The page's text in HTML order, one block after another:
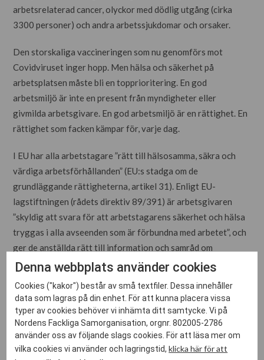
arbetsrelaterad cancer, olyckor med dödlig utgång (cirka
3300 personer) och andra arbetssjukdomar och orsaker.
Den storskaliga vaccineringen som nu genomförs mot
Covidviruset inger hopp. Men hälsa och säkerhet på
arbetsplatsen måste bli en topprioritering. En god
arbetsmiljö är inte en present från myndigheter eller
givmilda arbetsgivare. En god arbetsmiljö är en rättighet. En
rättighet som facken kämpar för, varje dag.
I EU har alla arbetstagare ”rätt till hälsosamma, säkra och
värdiga arbetsförhållanden” (EU:s stadga om de
grundläggande rättigheterna, artikel 31). Enligt EU-
lagstiftningen (rådets direktiv 89/391) är arbetsgivaren
”skyldig att svara för att arbetstagarens säkerhet och hälsa
tryggas i alla avseenden som är förbundna med arbetet”, och
ger de anställda rätt till information och samråd om
arbetsmiljön och till att utse skyddsombud.
EU-rätten innebär att arbetsgivare är skyldiga att vidta
förebyggande åtgärder mot fysiska risker på arbetsplatsen,
till exempel vad gäller exponering för farliga ämnen, tunga
lyft eller repetitiva rörelser, men även mot psykosociala
hälsorisker såsom stress, trakasserier och mobbing.
Denna webbplats använder cookies
Cookies ("kakor") består av små textfiler. Dessa innehåller
data som lagras på din enhet. För att kunna placera vissa
typer av cookies behöver vi inhämta ditt samtycke. Vi på
Nordens Fackliga Samorganisation, orgnr. 802005-2786
använder oss av följande slags cookies. För att läsa mer om
vilka cookies vi använder och lagringstid,klicka här för att